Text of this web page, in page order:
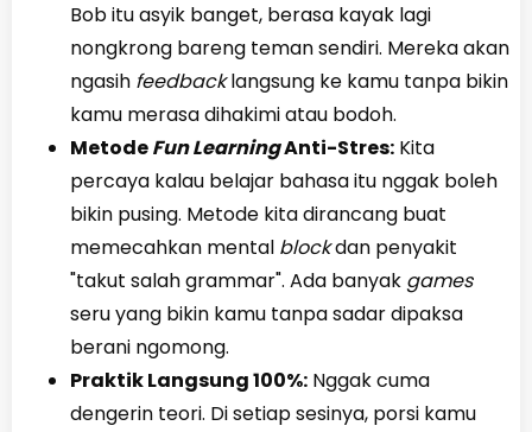
Bob itu asyik banget, berasa kayak lagi
nongkrong bareng teman sendiri. Mereka akan
ngasih feedbacklangsung ke kamu tanpa bikin
kamu merasa dihakimi atau bodoh.
MetodeFun LearningAnti-Stres:Kita
percaya kalau belajar bahasa itu nggak boleh
bikin pusing. Metode kita dirancang buat
memecahkan mental blockdan penyakit
"takut salah grammar". Ada banyak games
seru yang bikin kamu tanpa sadar dipaksa
berani ngomong.
Praktik Langsung 100%:Nggak cuma
dengerin teori. Di setiap sesinya, porsi kamu